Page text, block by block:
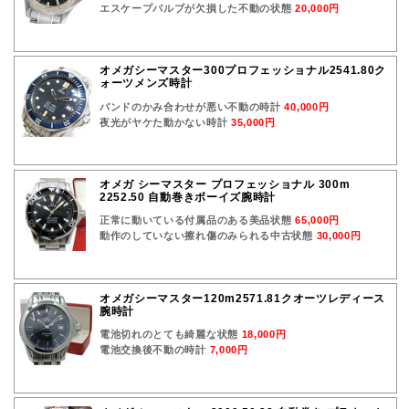
エスケープバルブが欠損した不動の状態20,000円
オメガシーマスター300プロフェッショナル2541.80ク
ォーツメンズ時計
バンドのかみ合わせが悪い不動の時計40,000円
夜光がヤケた動かない時計 35,000円
オメガ シーマスター プロフェッショナル 300m
2252.50 自動巻きボーイズ腕時計
正常に動いている付属品のある美品状態65,000円
動作のしていない擦れ傷のみられる中古状態 30,000円
オメガシーマスター120m2571.81クオーツレディース
腕時計
電池切れのとても綺麗な状態 18,000円
電池交換後不動の時計 7,000円